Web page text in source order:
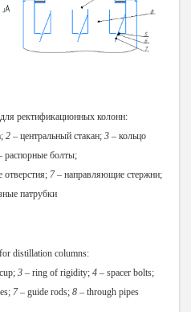
ректификационных колонн:
2 – центральный стакан; 3 – кольцо
распорные болты;
7– направляющие стержни;
патрубки
distillation columns:
3 – ring of rigidity; 4 – spacer bolts;
7– guide rods; 8– through pipes